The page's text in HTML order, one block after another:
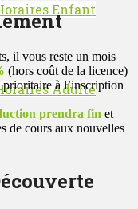
Enfant
Adulte
il vous reste un mois
(hors coût de la licence)
prioritaire à l’inscription
prendra fin et
de cours aux nouvelles